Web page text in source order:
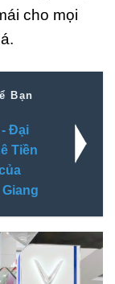
cho mọi
Bạn
Đại
Tiền